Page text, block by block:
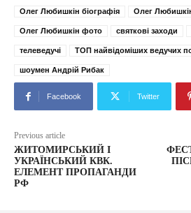
Олег Любишкін біографія Олег
Олег Любишкін фото святкові заходи
телеведучі ТОП найвідоміших ведучих
шоумен Андрій Рибак
Facebook Twitter
Previous article
ЖИТОМИРСЬКИЙ І
УКРАЇНСЬКИЙ КВК.
ЕЛЕМЕНТ ПРОПАГАНДИ
РФ